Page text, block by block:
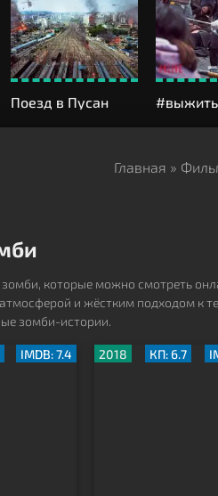
Поезд в Пусан #выжить
которые можно смотреть
и жёстким подходом к
зомби-истории.
IMDB: 7.4 2018 КП: 6.7
Главная »